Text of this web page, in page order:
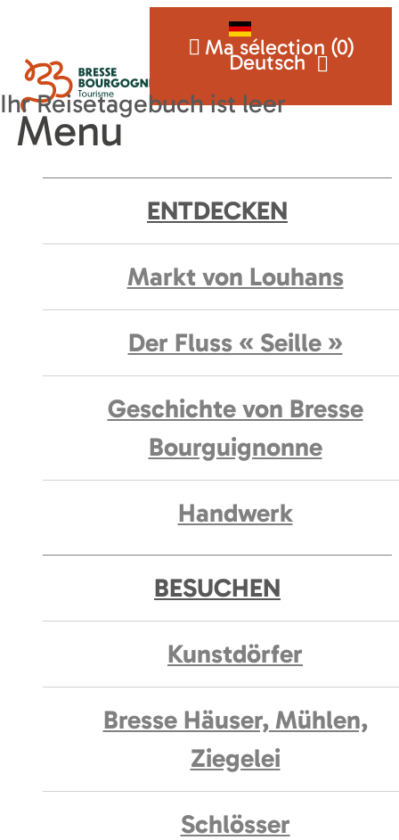
Deutsch
Ma sélection (0)
Menu
ENTDECKEN
Markt von Louhans
Der Fluss « Seille »
Geschichte von Bresse
Bourguignonne
Handwerk
BESUCHEN
Kunstdörfer
Bresse Häuser, Mühlen,
Ziegelei
Schlösser